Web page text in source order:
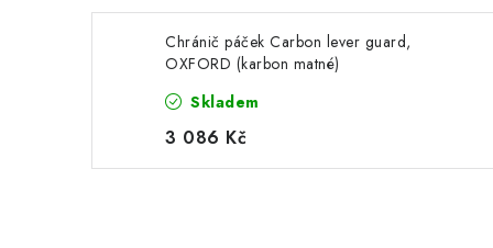
Chránič páček Carbon lever guard,
OXFORD (karbon matné)
Skladem
3 086 Kč